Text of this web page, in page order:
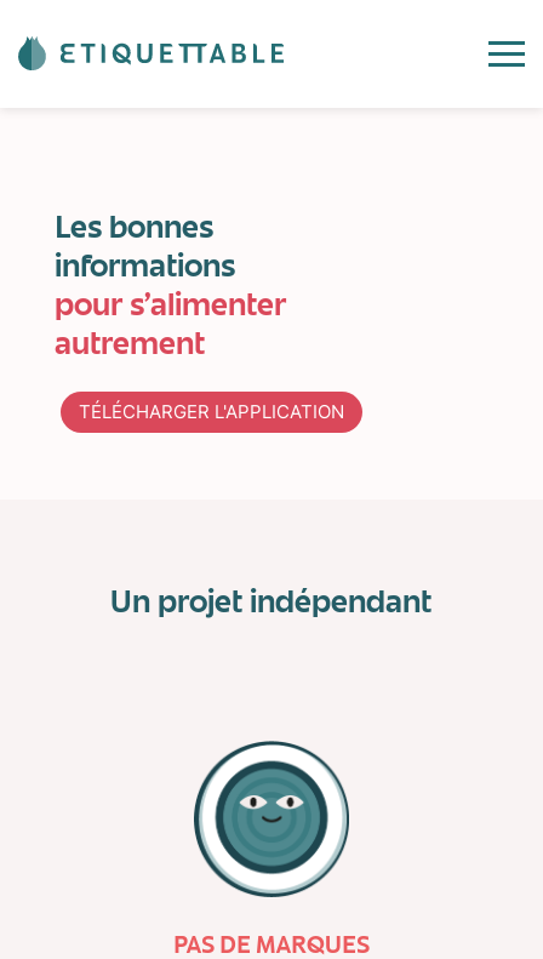
Les bonnes
informations
pour s’alimenter
autrement
TÉLÉCHARGER L'APPLICATION
Un projet indépendant
PAS DE MARQUES